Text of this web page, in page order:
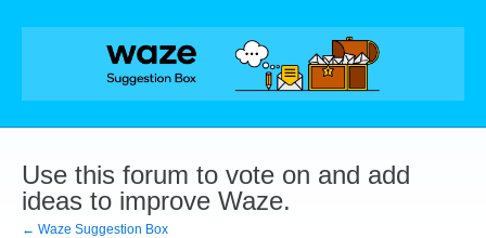
Skip
Use this forum to vote on and add
ideas to improve Waze.
← Waze Suggestion Box